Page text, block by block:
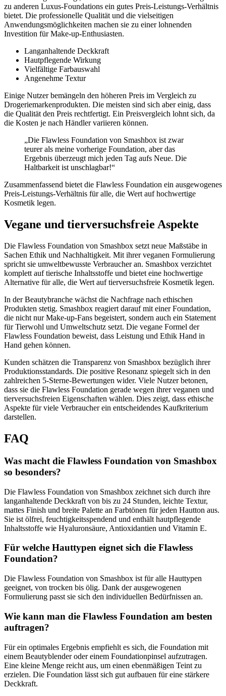
zu anderen Luxus-Foundations ein gutes Preis-Leistungs-Verhältnis
bietet. Die professionelle Qualität und die vielseitigen
Anwendungsmöglichkeiten machen sie zu einer lohnenden
Investition für Make-up-Enthusiasten.
Langanhaltende Deckkraft
Hautpflegende Wirkung
Vielfältige Farbauswahl
Angenehme Textur
Einige Nutzer bemängeln den höheren Preis im Vergleich zu
Drogeriemarkenprodukten. Die meisten sind sich aber einig, dass
die Qualität den Preis rechtfertigt. Ein Preisvergleich lohnt sich, da
die Kosten je nach Händler variieren können.
„Die Flawless Foundation von Smashbox ist zwar
teurer als meine vorherige Foundation, aber das
Ergebnis überzeugt mich jeden Tag aufs Neue. Die
Haltbarkeit ist unschlagbar!“
Zusammenfassend bietet die Flawless Foundation ein ausgewogenes
Preis-Leistungs-Verhältnis für alle, die Wert auf hochwertige
Kosmetik legen.
Vegane und tierversuchsfreie Aspekte
Die Flawless Foundation von Smashbox setzt neue Maßstäbe in
Sachen Ethik und Nachhaltigkeit. Mit ihrer veganen Formulierung
spricht sie umweltbewusste Verbraucher an. Smashbox verzichtet
komplett auf tierische Inhaltsstoffe und bietet eine hochwertige
Alternative für alle, die Wert auf tierversuchsfreie Kosmetik legen.
In der Beautybranche wächst die Nachfrage nach ethischen
Produkten stetig. Smashbox reagiert darauf mit einer Foundation,
die nicht nur Make-up-Fans begeistert, sondern auch ein Statement
für Tierwohl und Umweltschutz setzt. Die vegane Formel der
Flawless Foundation beweist, dass Leistung und Ethik Hand in
Hand gehen können.
Kunden schätzen die Transparenz von Smashbox bezüglich ihrer
Produktionsstandards. Die positive Resonanz spiegelt sich in den
zahlreichen 5-Sterne-Bewertungen wider. Viele Nutzer betonen,
dass sie die Flawless Foundation gerade wegen ihrer veganen und
tierversuchsfreien Eigenschaften wählen. Dies zeigt, dass ethische
Aspekte für viele Verbraucher ein entscheidendes Kaufkriterium
darstellen.
FAQ
Was macht die Flawless Foundation von Smashbox
so besonders?
Die Flawless Foundation von Smashbox zeichnet sich durch ihre
langanhaltende Deckkraft von bis zu 24 Stunden, leichte Textur,
mattes Finish und breite Palette an Farbtönen für jeden Hautton aus.
Sie ist ölfrei, feuchtigkeitsspendend und enthält hautpflegende
Inhaltsstoffe wie Hyaluronsäure, Antioxidantien und Vitamin E.
Für welche Hauttypen eignet sich die Flawless
Foundation?
Die Flawless Foundation von Smashbox ist für alle Hauttypen
geeignet, von trocken bis ölig. Dank der ausgewogenen
Formulierung passt sie sich den individuellen Bedürfnissen an.
Wie kann man die Flawless Foundation am besten
auftragen?
Für ein optimales Ergebnis empfiehlt es sich, die Foundation mit
einem Beautyblender oder einem Foundationpinsel aufzutragen.
Eine kleine Menge reicht aus, um einen ebenmäßigen Teint zu
erzielen. Die Foundation lässt sich gut aufbauen für eine stärkere
Deckkraft.